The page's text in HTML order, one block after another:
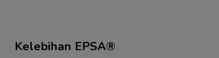
Kelebihan EPSA®